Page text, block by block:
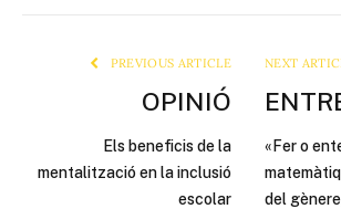
PREVIOUS ARTICLE
OPINIÓ
Els beneficis de la
mentalització en la inclusió
escolar
NEXT
«Fer o
del